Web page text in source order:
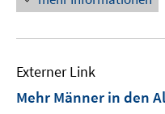
Externer Link
Mehr Männer in den